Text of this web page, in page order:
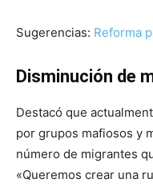
Sugerencias: Reforma
Disminución de
Destacó que
por grupos mafiosos y
número de migrantes
«Queremos crear una